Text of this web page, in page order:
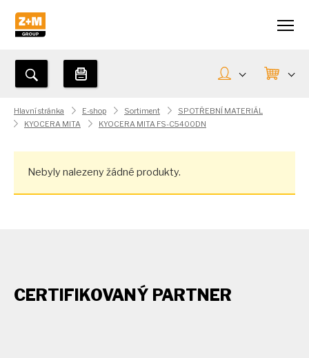
Hlavní stránka E-shop Sortiment
SPOTŘEBNÍ MATERIÁL
KYOCERA MITA
KYOCERA MITA FS-C5400DN
Nebyly nalezeny žádné produkty.
CERTIFIKOVANÝ PARTNER